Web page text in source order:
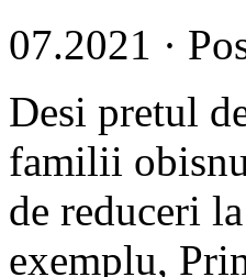
07.2021 ·
Desi pretul
familii
de reduceri
exemplu,